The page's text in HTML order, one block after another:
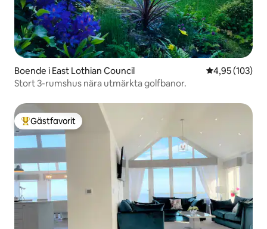
Boende i East Lothian Council 4,95 av 5 i
4,95 (103)
Stort 3-rumshus nära utmärkta golfbanor.
Populär gästfavorit
Gästfavorit